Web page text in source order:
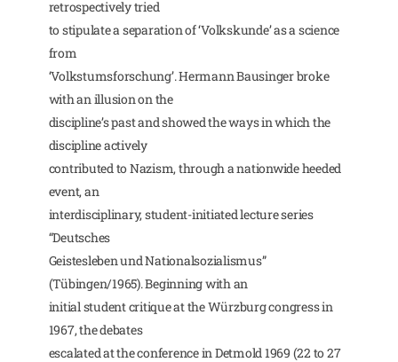
retrospectively tried
to stipulate a separation of ‘Volkskunde’ as a science
from
‘Volkstumsforschung’. Hermann Bausinger broke
with an illusion on the
discipline’s past and showed the ways in which the
discipline actively
contributed to Nazism, through a nationwide heeded
event, an
interdisciplinary, student-initiated lecture series
“Deutsches
Geistesleben und Nationalsozialismus”
(Tübingen/1965). Beginning with an
initial student critique at the Würzburg congress in
1967, the debates
escalated at the conference in Detmold 1969 (22 to 27